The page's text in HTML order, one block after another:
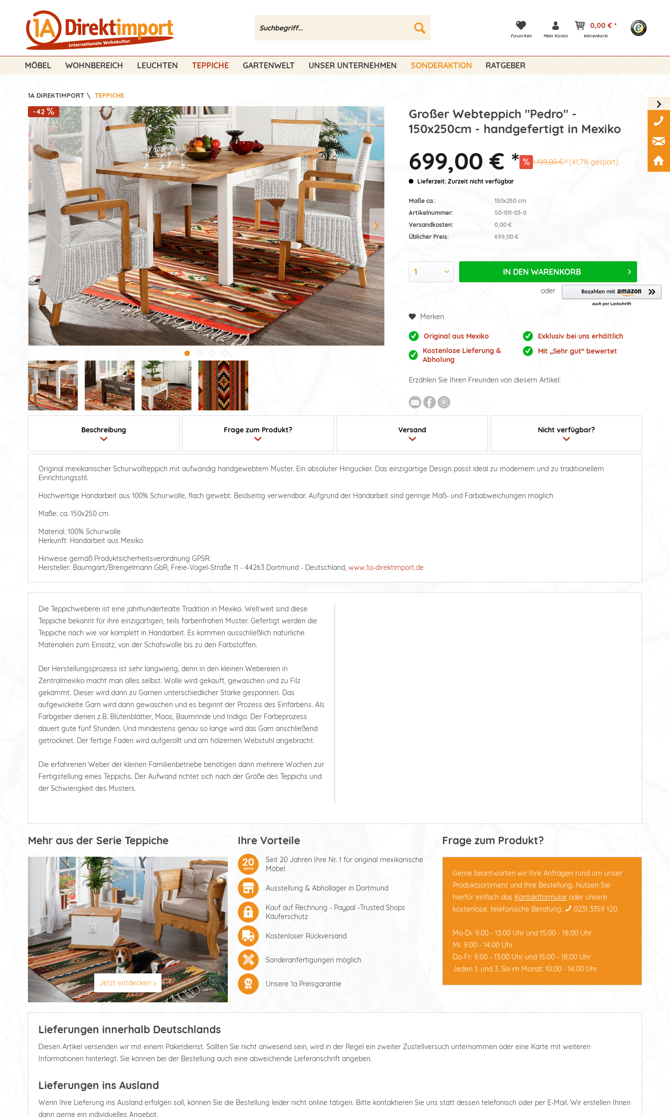
Favoriten Mein Konto
0,00 € *
Warenkorb
MÖBEL WOHNBEREICH LEUCHTEN TEPPICHE GARTENWELT UNSER UNTERNEHMEN SONDERAKTION RATGEBER
1A DIREKTIMPORT \ TEPPICHE
-42
Großer Webteppich "Pedro" -
150x250cm - handgefertigt in Mexiko
699,00 € * 1.199,00 € * (41,7% gespart)
Lieferzeit: Zurzeit nicht verfügbar
Maße ca.:
150x250 cm
Artikelnummer:
50-011-03-0
Versandkosten:
0,00 €
Üblicher Preis:
699,00 €
IN DEN WARENKORB
oder
Merken
Original aus Mexiko
Exklusiv bei uns erhältlich
Kostenlose Lieferung &
Abholung
Mit „Sehr gut“ bewertet
Erzählen Sie Ihren Freunden von diesem Artikel:
Beschreibung Frage zum Produkt? Versand Nicht verfügbar?
Original mexikanischer Schurwollteppich mit aufwändig handgewebtem Muster. Ein absoluter Hingucker. Das einzigartige Design passt ideal zu modernem und zu traditionellem
Einrichtungsstil.
Hochwertige Handarbeit aus 100% Schurwolle, flach gewebt. Beidseitig verwendbar. Aufgrund der Handarbeit sind geringe Maß- und Farbabweichungen möglich
Maße: ca. 150x250 cm
Material: 100% Schurwolle
Herkunft: Handarbeit aus Mexiko
Hinweise gemäß Produktsicherheitsverordnung GPSR:
Hersteller: Baumgart/Brengelmann GbR, Freie-Vogel-Straße 11 - 44263 Dortmund - Deutschland, www.1a-direktimport.de
Die Teppichweberei ist eine jahrhundertealte Tradition in Mexiko. Weltweit sind diese
Teppiche bekannt für ihre einzigartigen, teils farbenfrohen Muster. Gefertigt werden die
Teppiche nach wie vor komplett in Handarbeit. Es kommen ausschließlich natürliche
Materialien zum Einsatz, von der Schafswolle bis zu den Farbstoffen.
Der Herstellungsprozess ist sehr langwierig, denn in den kleinen Webereien in
Zentralmexiko macht man alles selbst. Wolle wird gekauft, gewaschen und zu Filz
gekämmt. Dieser wird dann zu Garnen unterschiedlicher Stärke gesponnen. Das
aufgewickelte Garn wird dann gewaschen und es beginnt der Prozess des Einfärbens. Als
Farbgeber dienen z.B. Blütenblätter, Moos, Baumrinde und Indigo. Der Färbeprozess
dauert gute fünf Stunden. Und mindestens genau so lange wird das Garn anschließend
getrocknet. Der fertige Faden wird aufgerollt und am hölzernen Webstuhl angebracht.
Die erfahrenen Weber der kleinen Familienbetriebe benötigen dann mehrere Wochen zur
Fertigstellung eines Teppichs. Der Aufwand richtet sich nach der Größe des Teppichs und
der Schwierigkeit des Musters.
Mehr aus der Serie Teppiche
Jetzt entdecken >
Ihre Vorteile
Seit 20 Jahren Ihre Nr. 1 für original mexikanische
Möbel
Ausstellung & Abhollager in Dortmund
Kauf auf Rechnung - Paypal -Trusted Shops
Käuferschutz
Kostenloser Rückversand
Sonderanfertigungen möglich
Unsere 1a Preisgarantie
Frage zum Produkt?
Gerne beantworten wir Ihre Anfragen rund um unser
Produktsortiment und Ihre Bestellung. Nutzen Sie
hierfür einfach das Kontaktformular oder unsere
kostenlose, telefonische Beratung:
0231 3359 120
Mo-Di: 9:00 - 13:00 Uhr und 15:00 - 18:00 Uhr
Mi: 9:00 - 14:00 Uhr
Do-Fr: 9:00 - 13:00 Uhr und 15:00 - 18:00 Uhr
Jeden 1. und 3. Sa im Monat: 10:00 - 14:00 Uhr
Lieferungen innerhalb Deutschlands
Diesen Artikel versenden wir mit einem Paketdienst. Sollten Sie nicht anwesend sein, wird in der Regel ein zweiter Zustellversuch unternommen oder eine Karte mit weiteren
Informationen hinterlegt. Sie können bei der Bestellung auch eine abweichende Lieferanschrift angeben.
Lieferungen ins Ausland
Wenn Ihre Lieferung ins Ausland erfolgen soll, können Sie die Bestellung leider nicht online tätigen. Bitte kontaktieren Sie uns statt dessen telefonisch oder per E-Mail. Wir erstellen Ihnen
dann gerne ein individuelles Angebot.